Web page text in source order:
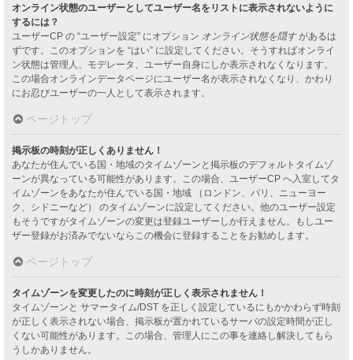
オンライン状態のユーザーとしてユーザー名をリストに表示されないように
するには？
ユーザーCP の “ユーザー設定” にオプション オンライン状態を隠すがあるは
ずです。このオプションを “はい” に設定してください。そうすればオンライ
ン状態は管理人、モデレータ、ユーザー自身にしか表示されなくなります。
この場合オンラインデータページにユーザー名が表示されなくなり、かわり
にお忍びユーザーの一人として表示されます。
ページトップ
掲示板の時刻が正しくありません！
あなたが住んでいる国・地域のタイムゾーンと掲示板のデフォルトタイムゾ
ーンが異なっている可能性があります。この場合、ユーザーCP へ入室してタ
イムゾーンをあなたが住んでいる国・地域 （ロンドン、パリ、ニューヨー
ク、シドニーなど） のタイムゾーンに設定してください。他のユーザー設定
もそうですがタイムゾーンの変更は登録ユーザーしか行えません。もしユー
ザー登録がお済みでないならこの機会に登録することをお勧めします。
ページトップ
タイムゾーンを変更したのに時刻が正しく表示されません！
タイムゾーンと サマータイム/DST を正しく設定しているにもかかわらず時刻
が正しく表示されない場合、掲示板が置かれているサーバの設定時間が正し
くない可能性があります。この場合、管理人にこの事を連絡し解決してもら
うしかありません。